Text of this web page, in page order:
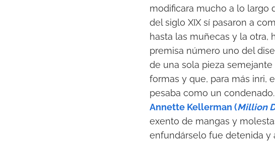
modificara mucho a lo largo
del siglo XIX sí pasaron a
hasta las muñecas y la otra,
premisa número uno del
de una sola pieza
formas y que, para más inri,
pesaba como un
Annette Kellerman (Million
exento de mangas y
enfundárselo fue detenida y